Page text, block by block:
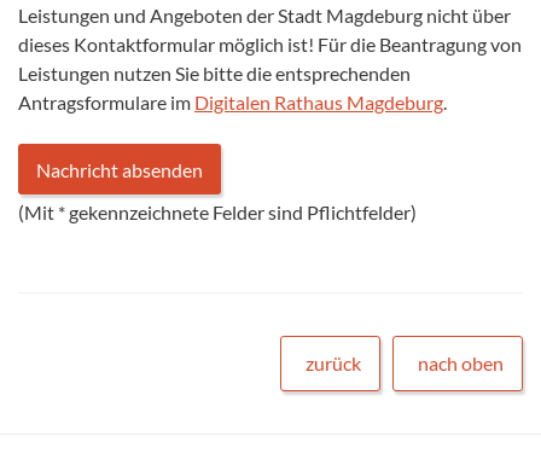
Leistungen und Angeboten der Stadt Magdeburg nicht über
dieses Kontaktformular möglich ist! Für die Beantragung von
Leistungen nutzen Sie bitte die entsprechenden
Antragsformulare im Digitalen Rathaus Magdeburg.
(Mit *gekennzeichnete Felder sind Pflichtfelder)
zurück nach oben